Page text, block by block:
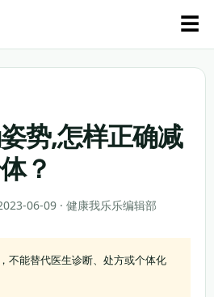
☰
势,怎样正确减
？
06-09 · 健康我乐乐编辑部
不能替代医生诊断、处方或个体化